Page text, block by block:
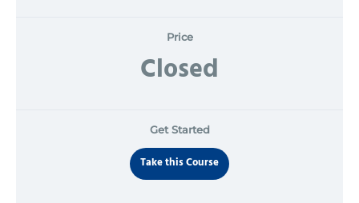
Price
Closed
Get Started
Take this Course